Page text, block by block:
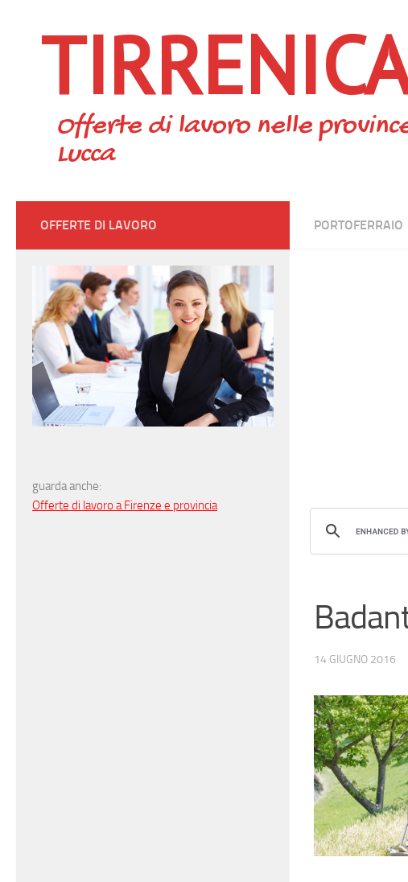
Offerte di lavoro nelle
Lucca
PORTOFERRAIO
14 GIUGNO 2016
OFFERTE DI LAVORO
guarda anche:
Offerte di lavoro a Firenze e provincia